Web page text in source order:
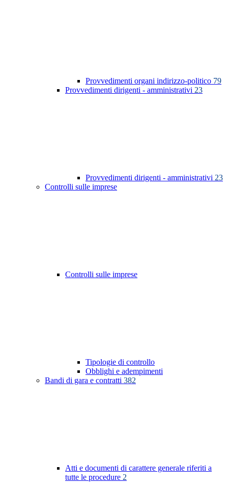
Provvedimenti organi indirizzo-politico 79
Provvedimenti dirigenti - amministrativi 23
Provvedimenti dirigenti - amministrativi 23
Controlli sulle imprese
Controlli sulle imprese
Tipologie di controllo
Obblighi e adempimenti
Bandi di gara e contratti 382
Atti e documenti di carattere generale riferiti a
tutte le procedure 2